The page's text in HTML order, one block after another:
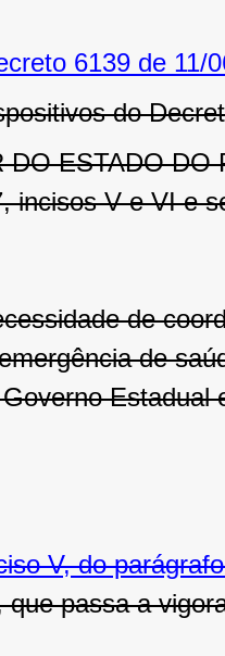
6139 de 11/
do
ESTADO DO
incisos V e VI e
de
de
Estadual
V, do
que passa a